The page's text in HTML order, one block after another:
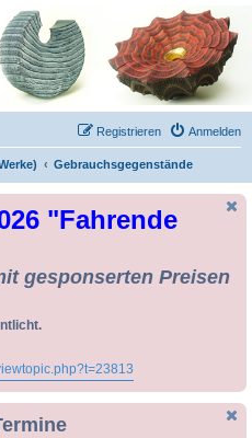
Kunsthandwerks Anmelden
Registrieren
Gebrauchsgegenstände
"Fahrende
gesponserten Preisen